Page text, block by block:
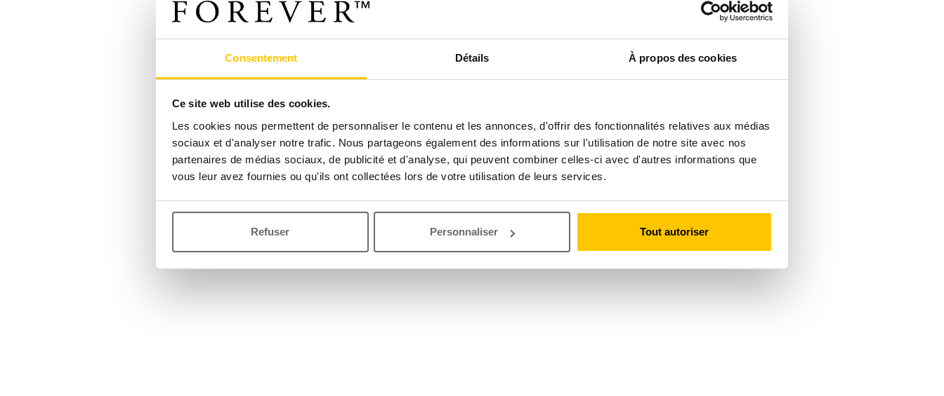
Consentement Détails À propos des cookies
Ce site web utilise des cookies.
Les cookies nous permettent de personnaliser le contenu et les annonces, d'offrir des fonctionnalités relatives aux médias
sociaux et d'analyser notre trafic. Nous partageons également des informations sur l'utilisation de notre site avec nos
partenaires de médias sociaux, de publicité et d'analyse, qui peuvent combiner celles-ci avec d'autres informations que
vous leur avez fournies ou qu'ils ont collectées lors de votre utilisation de leurs services.
Refuser Personnaliser Tout autoriser